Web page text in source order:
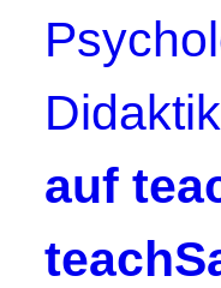
Didaktik
auf